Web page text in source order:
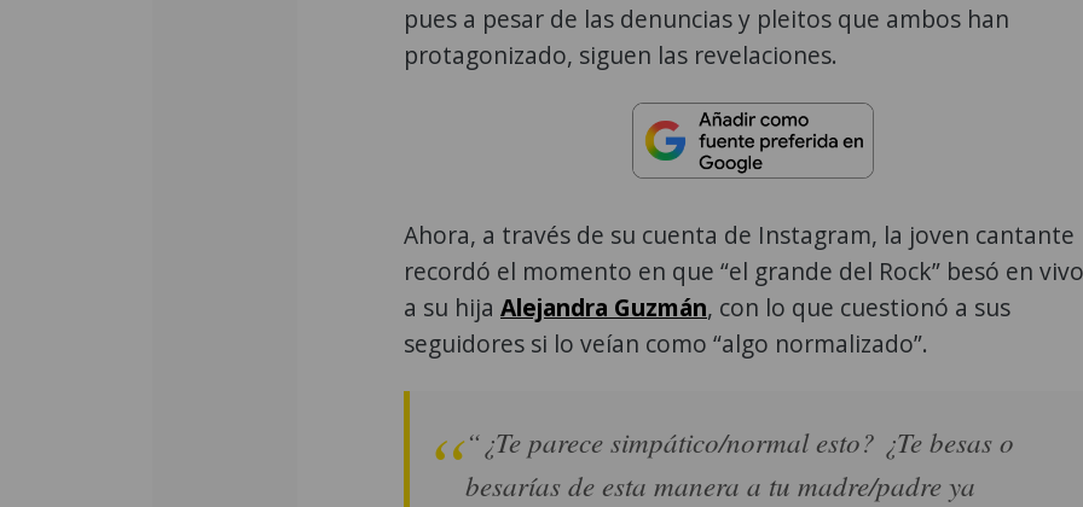
pues a pesar de las denuncias y pleitos que ambos han
protagonizado, siguen las revelaciones.
Ahora, a través de su cuenta de Instagram, la joven cantante
recordó el momento en que “el grande del Rock” besó en vivo
a su hija Alejandra Guzmán, con lo que cuestionó a sus
seguidores si lo veían como “algo normalizado”.
“¿Te parece simpático/normal esto? ¿Te besas o
besarías de esta manera a tu madre/padre ya